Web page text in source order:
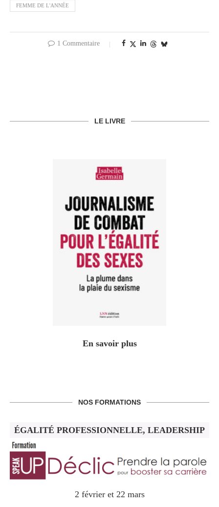
FEMME DE L'ANNÉE
1 Commentaire
LE LIVRE
En savoir plus
NOS FORMATIONS
ÉGALITÉ PROFESSIONNELLE, LEADERSHIP
2 février et 22 mars